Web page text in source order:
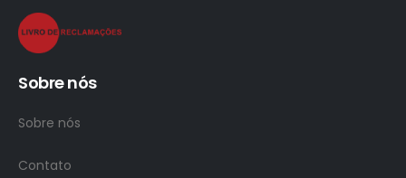
Sobre nós
Sobre nós
Contato